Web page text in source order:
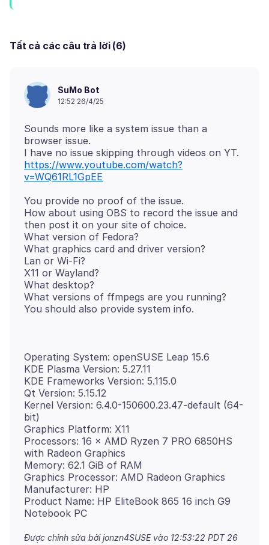
Tất cả các câu trả lời (6)
SuMo Bot
12:52 26/4/25
Sounds more like a system issue than a
browser issue.
https://www.youtube.com/watch?
v=WQ61RL1GpEE
You provide no proof of the issue.
How about using OBS to record the issue and
then post it on your site of choice.
What version of Fedora?
What graphics card and driver version?
Lan or Wi-Fi?
X11 or Wayland?
What desktop?
What versions of ffmpegs are you running?
Operating System: openSUSE Leap 15.6
KDE Plasma Version: 5.27.11
KDE Frameworks Version: 5.115.0
Qt Version: 5.15.12
Kernel Version: 6.4.0-150600.23.47-default (64-
bit)
Graphics Platform: X11
Processors: 16 × AMD Ryzen 7 PRO 6850HS
with Radeon Graphics
Memory: 62.1 GiB of RAM
Graphics Processor: AMD Radeon Graphics
Manufacturer: HP
Product Name: HP EliteBook 865 16 inch G9
Được chỉnh sửa bởi jonzn4SUSE vào 12:53:22 PDT 26